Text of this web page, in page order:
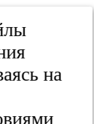
медицинская
на